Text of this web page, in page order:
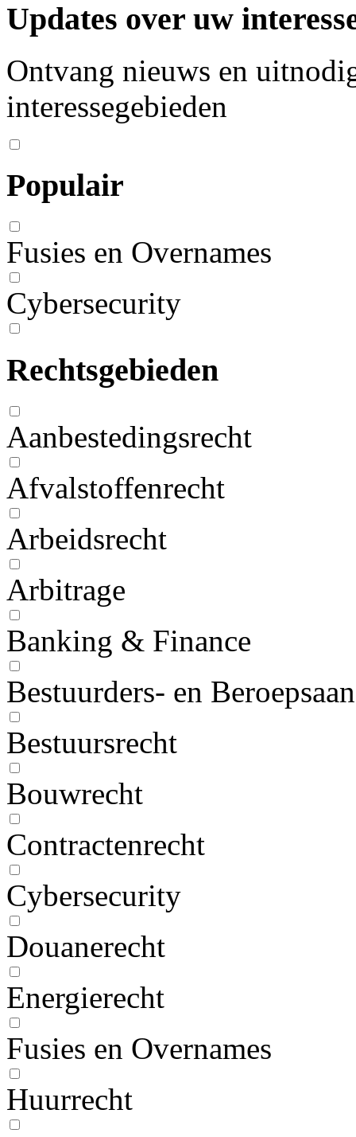
Updates over uw
Ontvang nieuws en
interessegebieden
Populair
Fusies en Overnames
Cybersecurity
Rechtsgebieden
Aanbestedingsrecht
Afvalstoffenrecht
Arbeidsrecht
Arbitrage
Banking & Finance
Bestuurders- en
Bestuursrecht
Bouwrecht
Contractenrecht
Cybersecurity
Douanerecht
Energierecht
Fusies en Overnames
Huurrecht